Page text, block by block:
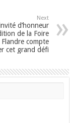
Next
d’honneur
de la Foire
compte
cet grand défi